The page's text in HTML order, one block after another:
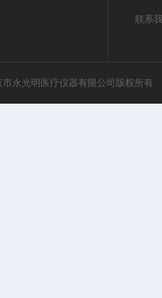
联系
市永光明医疗仪器有限公司版权所有